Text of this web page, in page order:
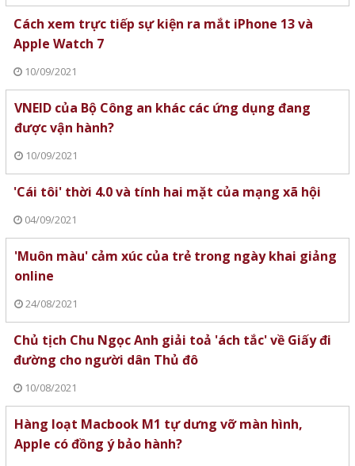
Cách xem trực tiếp sự kiện ra mắt iPhone 13 và
Apple Watch 7
10/09/2021
VNEID của Bộ Công an khác các ứng dụng đang
được vận hành?
10/09/2021
'Cái tôi' thời 4.0 và tính hai mặt của mạng xã hội
04/09/2021
'Muôn màu' cảm xúc của trẻ trong ngày khai giảng
online
24/08/2021
Chủ tịch Chu Ngọc Anh giải toả 'ách tắc' về Giấy đi
đường cho người dân Thủ đô
10/08/2021
Hàng loạt Macbook M1 tự dưng vỡ màn hình,
Apple có đồng ý bảo hành?